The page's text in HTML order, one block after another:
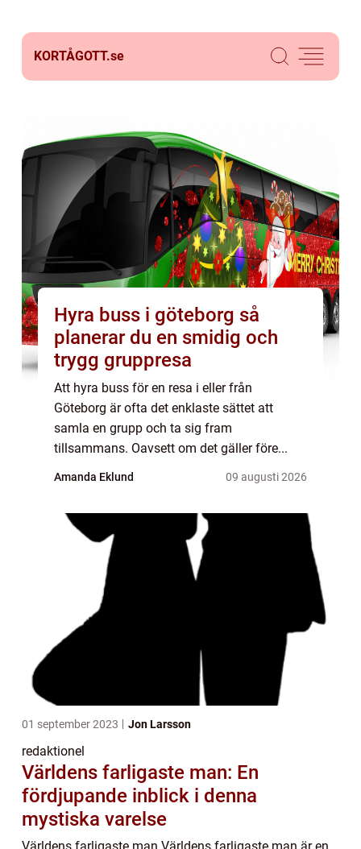
KORTÅGOTT.se
Hyra buss i göteborg så
planerar du en smidig och
trygg gruppresa
Att hyra buss för en resa i eller från
Göteborg är ofta det enklaste sättet att
samla en grupp och ta sig fram
tillsammans. Oavsett om det gäller före...
Amanda Eklund 09 augusti 2026
01 september 2023 Jon Larsson
redaktionel
Världens farligaste man: En
fördjupande inblick i denna
mystiska varelse